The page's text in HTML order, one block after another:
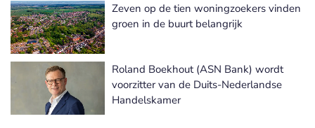
Zeven op de tien woningzoekers vinden
groen in de buurt belangrijk
Roland Boekhout (ASN Bank) wordt
voorzitter van de Duits-Nederlandse
Handelskamer